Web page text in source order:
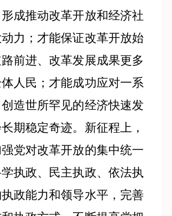
成推动改革开放和经济社
力；才能保证改革开放始
前进、改革发展成果更多
人民；才能成功应对一系
造世所罕见的经济快速发
期稳定奇迹。新征程上，
党对改革开放的集中统一
执政、民主执政、依法执
政能力和领导水平，完善